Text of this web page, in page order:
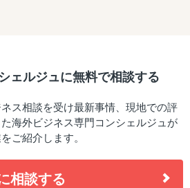
ェルジュに無料で相談する
ス相談を受け最新事情、現地での評
海外ビジネス専門コンシェルジュが
ご紹介します。
相談する